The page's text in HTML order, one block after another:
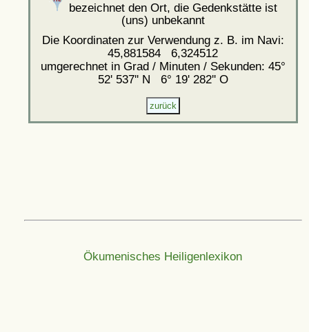
bezeichnet den Ort, die Gedenkstätte ist
(uns) unbekannt
Die Koordinaten zur Verwendung z. B. im Navi:
45,881584 6,324512
umgerechnet in Grad / Minuten / Sekunden: 45°
52' 537'' N 6° 19' 282'' O
Ökumenisches Heiligenlexikon